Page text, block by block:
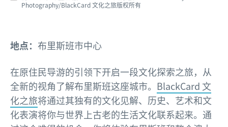
Photography/BlackCard 文化之旅版权所有
地点： 布里斯班市中心
在原住民导游的引领下开启一段文化探索之旅，从
全新的视角了解布里斯班这座城市。 BlackCard 文
化之旅将通过其独有的文化见解、历史、艺术和文
化表演将你与世界上古老的生活文化联系起来。通